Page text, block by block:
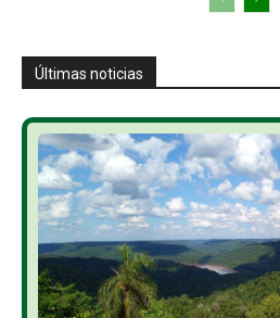
Últimas noticias